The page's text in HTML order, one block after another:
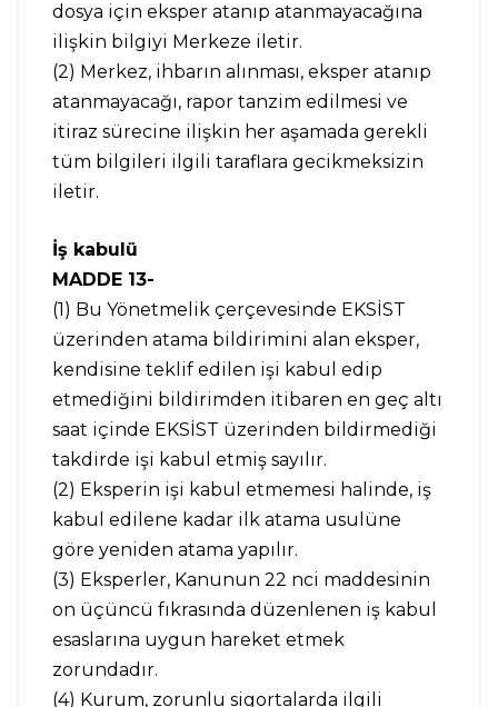
dosya için eksper atanıp atanmayacağına
ilişkin bilgiyi Merkeze iletir.
(2) Merkez, ihbarın alınması, eksper atanıp
atanmayacağı, rapor tanzim edilmesi ve
itiraz sürecine ilişkin her aşamada gerekli
tüm bilgileri ilgili taraflara gecikmeksizin
iletir.
İş kabulü
MADDE 13-
(1) Bu Yönetmelik çerçevesinde EKSİST
üzerinden atama bildirimini alan eksper,
kendisine teklif edilen işi kabul edip
etmediğini bildirimden itibaren en geç altı
saat içinde EKSİST üzerinden bildirmediği
takdirde işi kabul etmiş sayılır.
(2) Eksperin işi kabul etmemesi halinde, iş
kabul edilene kadar ilk atama usulüne
göre yeniden atama yapılır.
(3) Eksperler, Kanunun 22 nci maddesinin
on üçüncü fıkrasında düzenlenen iş kabul
esaslarına uygun hareket etmek
zorundadır.
(4) Kurum, zorunlu sigortalarda ilgili